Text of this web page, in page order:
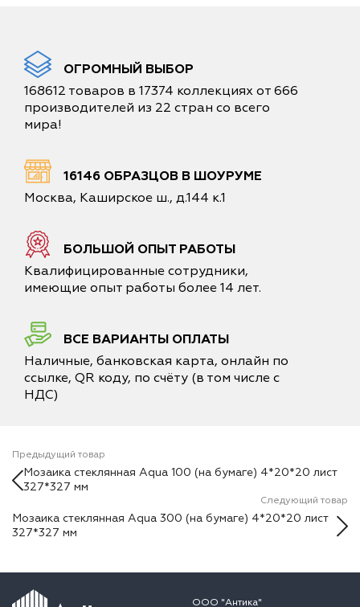
ОГРОМНЫЙ ВЫБОР
168612 товаров в 17374 коллекциях от 666
производителей из 22 стран со всего
мира!
16146 ОБРАЗЦОВ В ШОУРУМЕ
Москва, Каширское ш., д.144 к.1
БОЛЬШОЙ ОПЫТ РАБОТЫ
Квалифицированные сотрудники,
имеющие опыт работы более 14 лет.
ВСЕ ВАРИАНТЫ ОПЛАТЫ
Наличные, банковская карта, онлайн по
ссылке, QR коду, по счёту (в том числе с
НДС)
Предыдущий товар
Мозаика стеклянная Aqua 100 (на бумаге) 4*20*20 лист
327*327 мм
Следующий товар
Мозаика стеклянная Aqua 300 (на бумаге) 4*20*20 лист
327*327 мм
ООО "Антика"